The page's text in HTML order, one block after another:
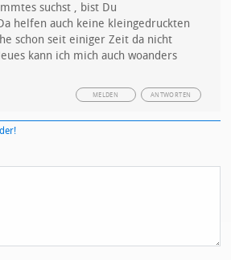
suchst , bist Du
helfen auch keine kleingedruckten
schon seit einiger Zeit da nicht
kann ich mich auch woanders
ANTWORTEN
MELDEN